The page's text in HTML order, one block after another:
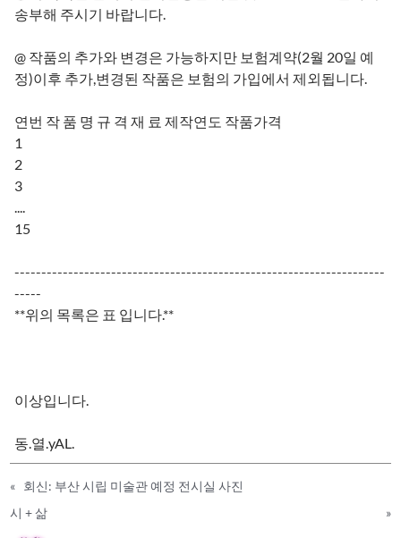
송부해 주시기 바랍니다.
@ 작품의 추가와 변경은 가능하지만 보험계약(2월 20일 예
정)이후 추가,변경된 작품은 보험의 가입에서 제외됩니다.
연번 작 품 명 규 격 재 료 제작연도 작품가격
1
2
3
....
15
---------------------------------------------------------------------
-----
**위의 목록은 표 입니다.**
이상입니다.
동.열.yAL.
« 회신: 부산 시립 미술관 예정 전시실 사진
시 + 삶
»